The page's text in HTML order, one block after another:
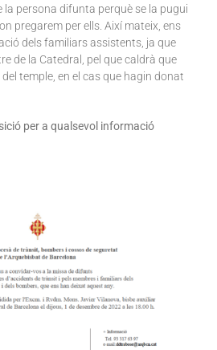
la persona difunta perquè se la pugui
pregarem per ells. Així mateix, ens
dels familiars assistents, ja que
de la Catedral, pel que caldrà que
temple, en el cas que hagin donat
per a qualsevol informació